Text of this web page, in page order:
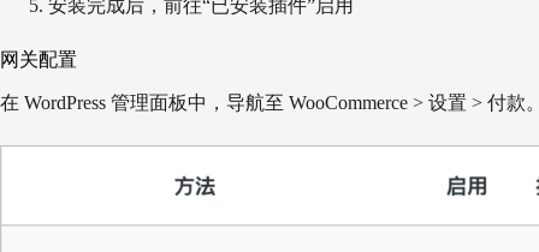
安装完成后，前往“已安装插件”启用
网关配置
在 WordPress 管理面板中，导航至 WooCommerce > 设置 > 付款